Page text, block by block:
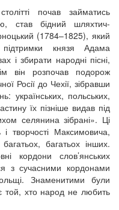
почав займатись
став бідний шляхтич-
(1784–1825), який
князя Адама
і збирати народні пісні,
він розпочав подорож
Росії до Чехії, зібравши
українських, польських,
їх пізніше видав під
селянина зібрані». Ці
творчості Максимовича,
багатьох інших.
кордони слов’янських
з сучасними кордонами
Знаменитими були
той, хто народ не любить